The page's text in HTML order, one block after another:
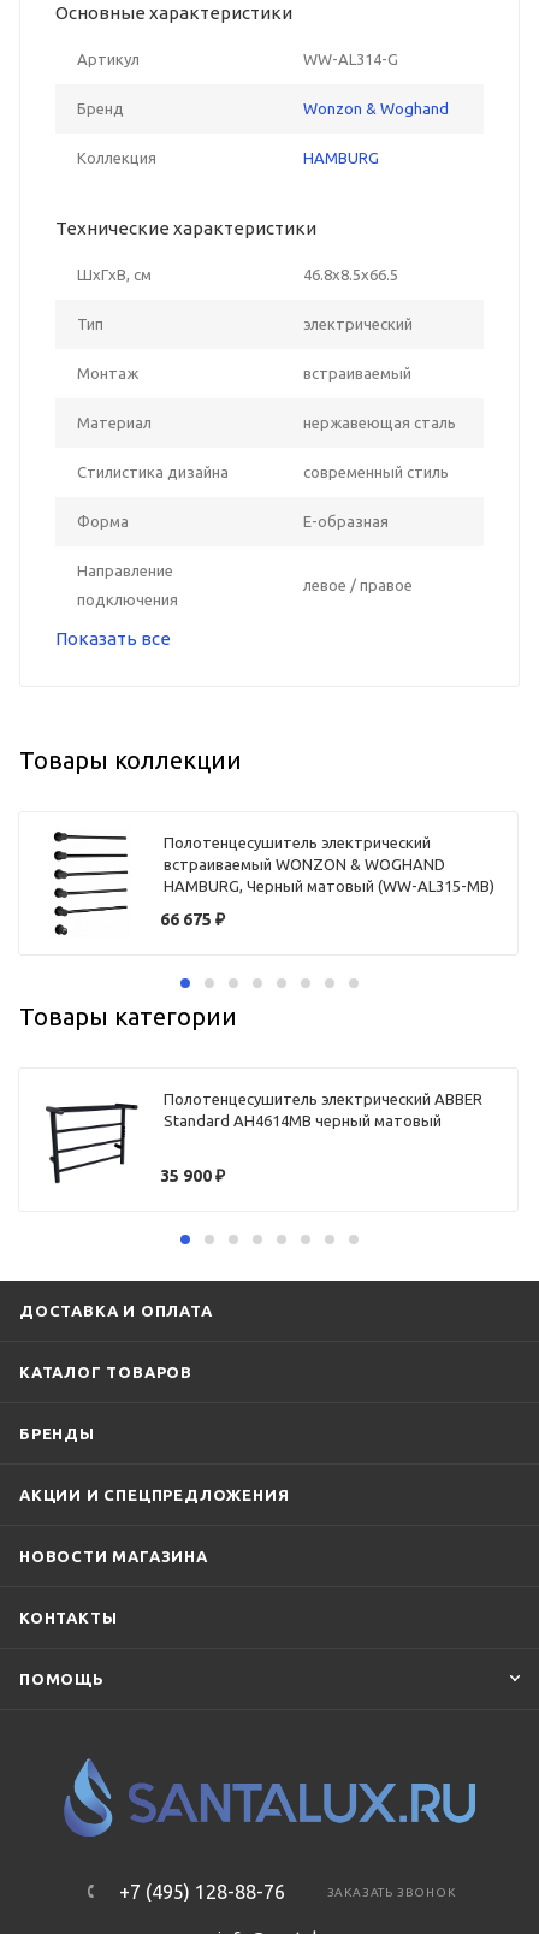
Основные характеристики
Артикул WW-AL314-G
Бренд Wonzon & Woghand
Коллекция HAMBURG
Технические характеристики
ШxГxВ, см 46.8x8.5x66.5
Тип электрический
Монтаж встраиваемый
Материал нержавеющая сталь
Стилистика дизайна современный стиль
Форма Е-образная
Направление
подключения
левое / правое
Показать все
Товары коллекции
Полотенцесушитель электрический
встраиваемый WONZON & WOGHAND
HAMBURG, Черный матовый (WW-AL315-MB)
66 675 ₽
Товары категории
Полотенцесушитель электрический ABBER
Standard AH4614MB черный матовый
35 900₽
ДОСТАВКА И ОПЛАТА
КАТАЛОГ ТОВАРОВ
БРЕНДЫ
АКЦИИ И СПЕЦПРЕДЛОЖЕНИЯ
НОВОСТИ МАГАЗИНА
КОНТАКТЫ
ПОМОЩЬ
+7 (495) 128-88-76 ЗАКАЗАТЬ ЗВОНОК